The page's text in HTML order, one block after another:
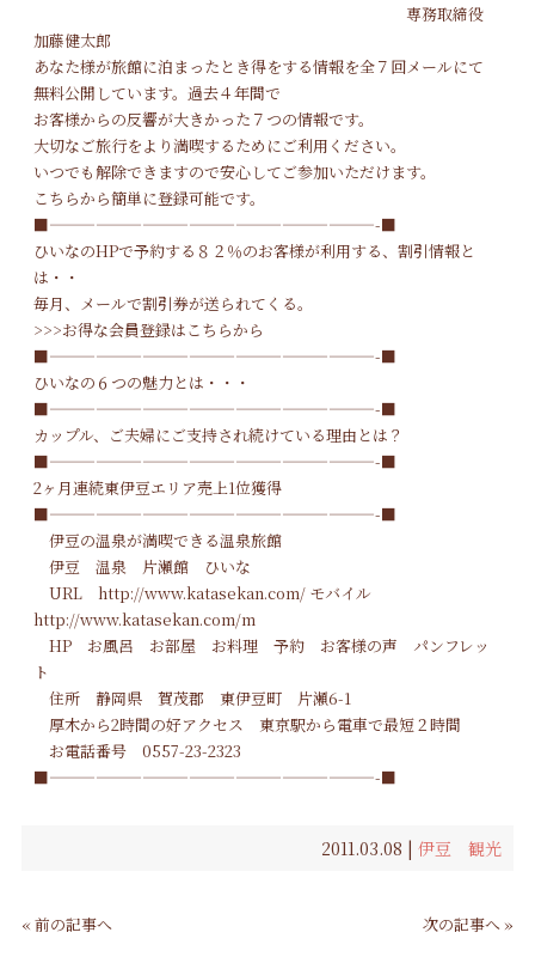
専務取締役
加藤健太郎
あなた様が旅館に泊まったとき得をする情報を全７回メールにて
無料公開しています。過去４年間で
お客様からの反響が大きかった７つの情報です。
大切なご旅行をより満喫するためにご利用ください。
いつでも解除できますので安心してご参加いただけます。
こちらから簡単に登録可能です。
■—————————————————————-■
ひいなのHPで予約する８２％のお客様が利用する、割引情報と
は・・
毎月、メールで割引券が送られてくる。
>>>お得な会員登録はこちらから
■—————————————————————-■
ひいなの６つの魅力とは・・・
■—————————————————————-■
カップル、ご夫婦にご支持され続けている理由とは？
■—————————————————————-■
2ヶ月連続東伊豆エリア売上1位獲得
■—————————————————————-■
伊豆の温泉が満喫できる温泉旅館
伊豆 温泉片瀬館 ひいな
URL http://www.katasekan.com/モバイル
http://www.katasekan.com/m
HP お風呂 お部屋 お料理 予約 お客様の声
パンフレッ
ト
住所 静岡県 賀茂郡 東伊豆町 片瀬6-1
厚木から2時間の好アクセス 東京駅から電車で最短２時間
お電話番号 0557-23-2323
■—————————————————————-■
2011.03.08 |伊豆 観光
« 前の記事へ 次の記事へ »